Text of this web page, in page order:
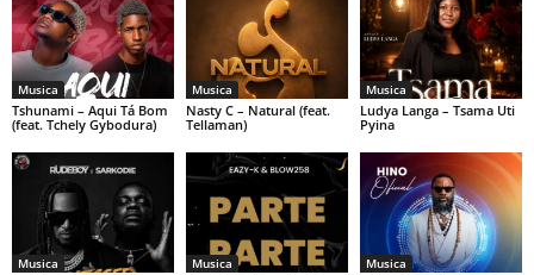
Musica
Tshunami – Aqui Tá Bom
(feat. Tchely Gybodura)
Musica
Nasty C – Natural (feat.
Tellaman)
Musica
Ludya Langa – Tsama Uti
Pyina
Musica Musica Musica